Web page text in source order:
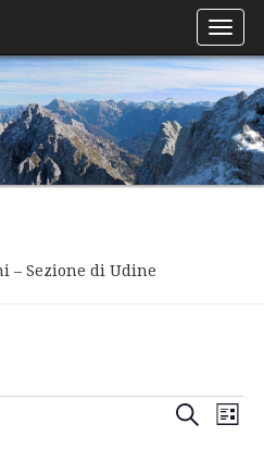
– Sezione di Udine
Cerca
Lista